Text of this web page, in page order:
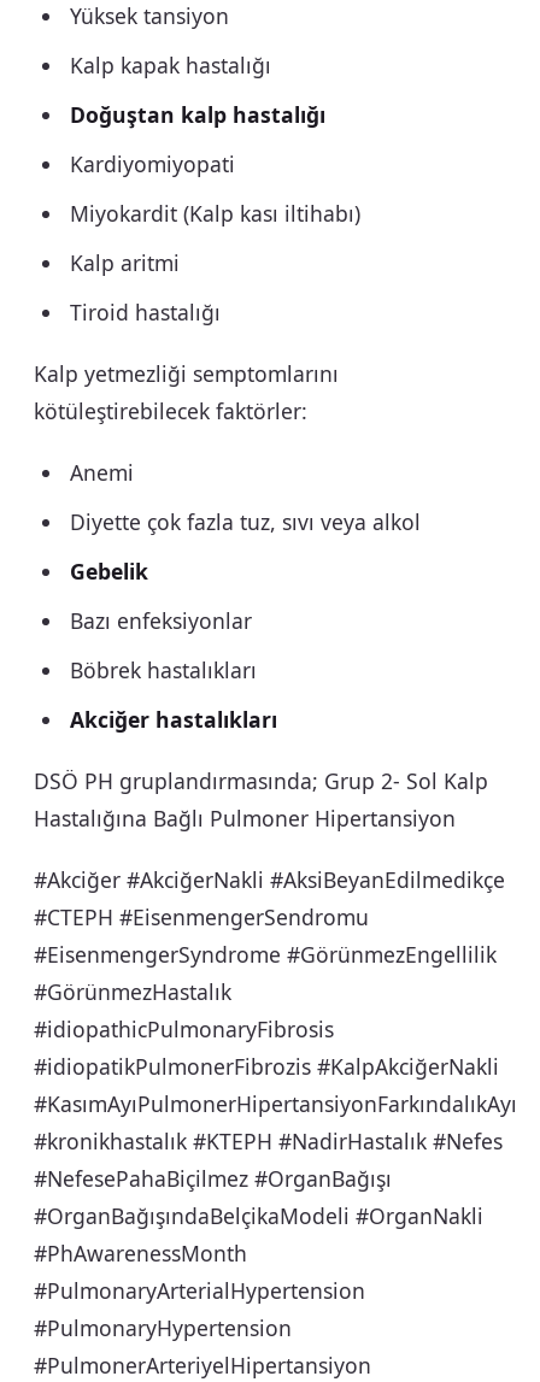
Yüksek tansiyon
Kalp kapak hastalığı
Doğuştan kalp hastalığı
Kardiyomiyopati
Miyokardit (Kalp kası iltihabı)
Kalp aritmi
Tiroid hastalığı
Kalp yetmezliği semptomlarını
kötüleştirebilecek faktörler:
Anemi
Diyette çok fazla tuz, sıvı veya alkol
Gebelik
Bazı enfeksiyonlar
Böbrek hastalıkları
Akciğer hastalıkları
DSÖ PH gruplandırmasında; Grup 2- Sol Kalp
Hastalığına Bağlı Pulmoner Hipertansiyon
#Akciğer #AkciğerNakli #AksiBeyanEdilmedikçe
#CTEPH #EisenmengerSendromu
#EisenmengerSyndrome #GörünmezEngellilik
#GörünmezHastalık
#idiopathicPulmonaryFibrosis
#idiopatikPulmonerFibrozis #KalpAkciğerNakli
#KasımAyıPulmonerHipertansiyonFarkındalıkAyı
#kronikhastalık #KTEPH #NadirHastalık #Nefes
#NefesePahaBiçilmez #OrganBağışı
#OrganBağışındaBelçikaModeli #OrganNakli
#PhAwarenessMonth
#PulmonaryArterialHypertension
#PulmonaryHypertension
#PulmonerArteriyelHipertansiyon